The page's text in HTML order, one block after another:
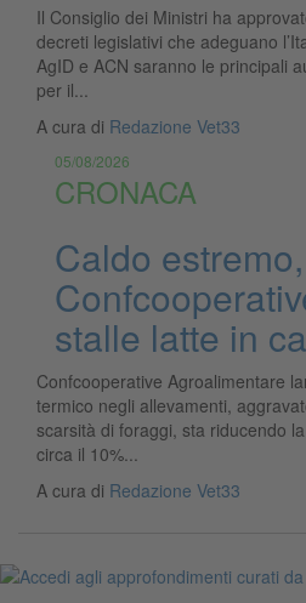
Il Consiglio dei Ministri ha
decreti legislativi che adeguano
AgID e ACN saranno le principali
per il...
A cura di Redazione Vet33
05/08/2026
CRONACA
Caldo estremo,
stalle latte in
Confcooperative Agroalimentare
termico negli allevamenti,
scarsità di foraggi, sta riducendo
circa il 10%...
A cura di Redazione Vet33